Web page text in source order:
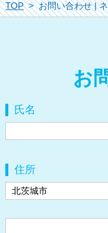
TOP お問い合わせ |
お
氏名
住所